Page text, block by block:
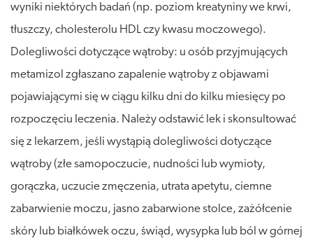
wyniki niektórych badań (np. poziom kreatyniny we krwi,
tłuszczy, cholesterolu HDL czy kwasu moczowego).
Dolegliwości dotyczące wątroby: u osób przyjmujących
metamizol zgłaszano zapalenie wątroby z objawami
pojawiającymi się w ciągu kilku dni do kilku miesięcy po
rozpoczęciu leczenia. Należy odstawić lek i skonsultować
się z lekarzem, jeśli wystąpią dolegliwości dotyczące
wątroby (złe samopoczucie, nudności lub wymioty,
gorączka, uczucie zmęczenia, utrata apetytu, ciemne
zabarwienie moczu, jasno zabarwione stolce, zażółcenie
skóry lub białkówek oczu, świąd, wysypka lub ból w górnej